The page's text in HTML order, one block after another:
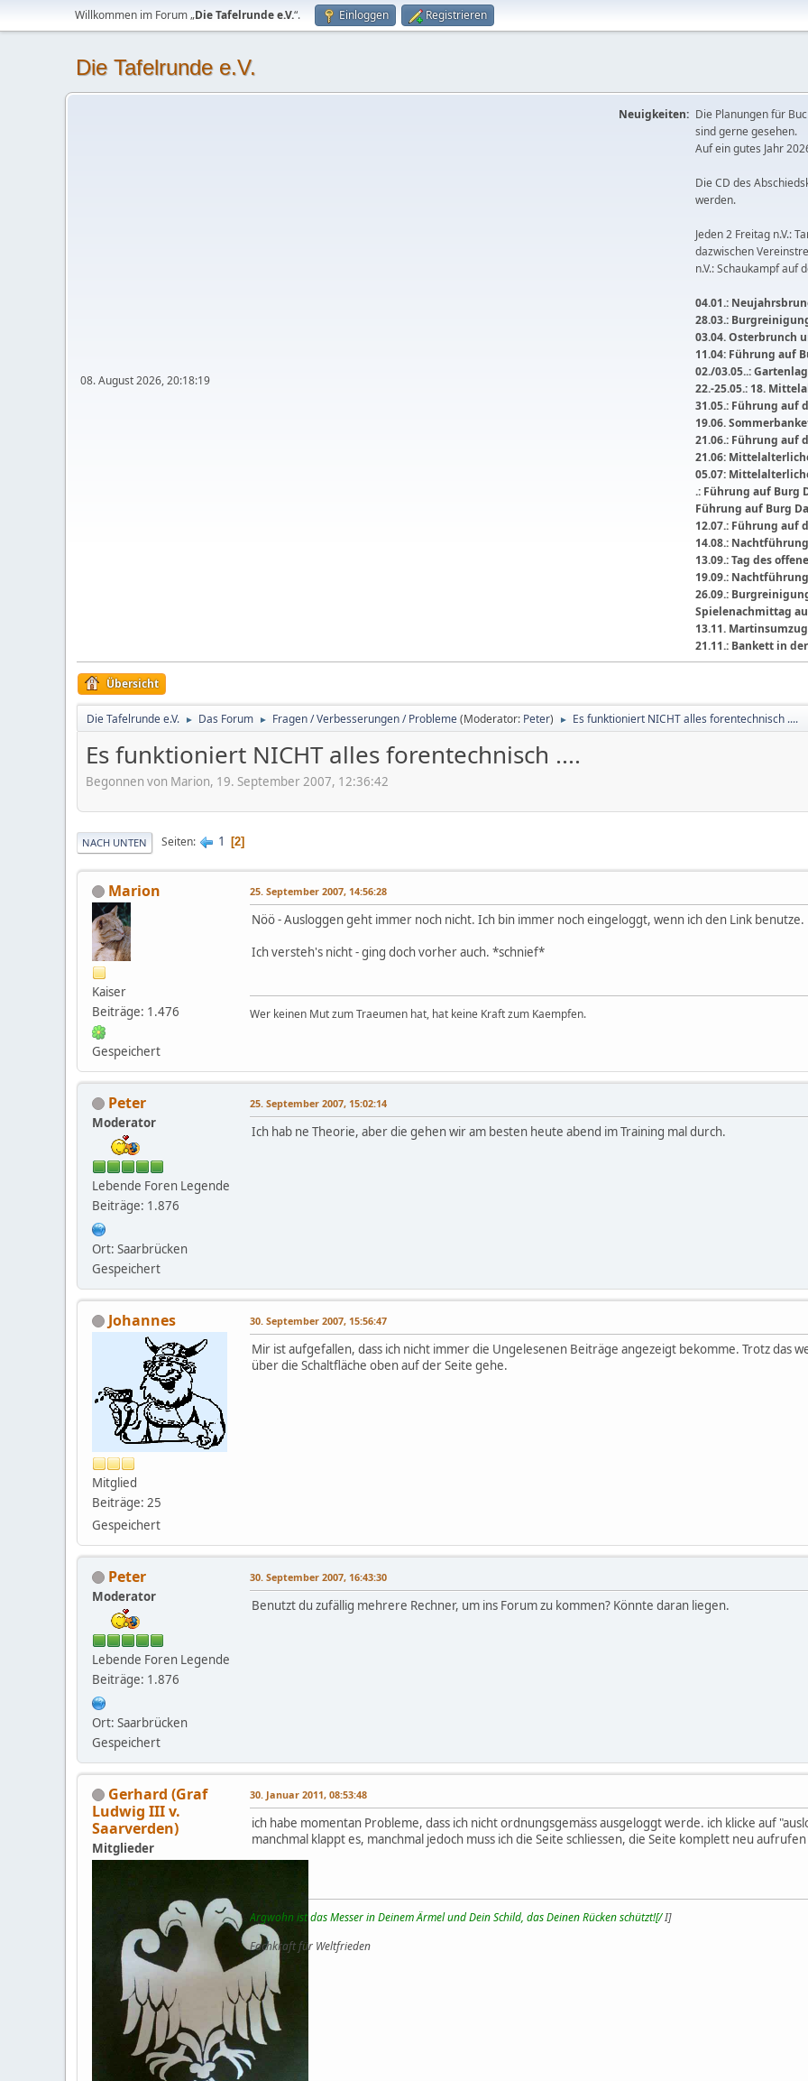
Willkommen im Forum „Die Tafelrunde e.V.“. Einloggen Registrieren
Die Tafelrunde e.V.
08. August 2026, 20:18:19
Neuigkeiten: Die Planungen für
sind gerne gesehen.
Auf ein gutes Jahr
Die CD des
werden.
Jeden 2 Freitag n.V.:
dazwischen
n.V.: Schaukampf auf
04.01.:
28.03.:
03.04. Osterbrunch
11.04: Führung auf
02./03.05..:
22.-25.05.: 18.
31.05.: Führung auf
19.06.
21.06.: Führung auf
21.06:
05.07:
.: Führung auf Burg
Führung auf Burg
12.07.: Führung auf
14.08.:
13.09.: Tag des
19.09.:
26.09.:
Spielenachmittag
13.11.
21.11.: Bankett in
Übersicht
Die Tafelrunde e.V. ► Das Forum ► Fragen / Verbesserungen / Probleme(Moderator: Peter) ► Es funktioniert NICHT alles forentechnisch ....
Es funktioniert NICHT alles forentechnisch ....
Begonnen von Marion, 19. September 2007, 12:36:42
NACH UNTEN Seiten 1 2
Marion
Kaiser
Beiträge: 1.476
Gespeichert
25. September 2007, 14:56:28
Nöö - Ausloggen geht immer noch nicht. Ich bin immer noch eingeloggt, wenn ich den Link
Ich versteh's nicht - ging doch vorher auch. *schnief*
Wer keinen Mut zum Traeumen hat, hat keine Kraft zum Kaempfen.
Peter
Moderator
Lebende Foren Legende
Beiträge: 1.876
Ort: Saarbrücken
Gespeichert
25. September 2007, 15:02:14
Ich hab ne Theorie, aber die gehen wir am besten heute abend im Training mal durch.
Johannes
Mitglied
Beiträge: 25
Gespeichert
30. September 2007, 15:56:47
Mir ist aufgefallen, dass ich nicht immer die Ungelesenen Beiträge angezeigt bekomme. Trotz das
über die Schaltfläche oben auf der Seite gehe.
Peter
Moderator
Lebende Foren Legende
Beiträge: 1.876
Ort: Saarbrücken
Gespeichert
30. September 2007, 16:43:30
Benutzt du zufällig mehrere Rechner, um ins Forum zu kommen? Könnte daran liegen.
Gerhard (Graf
Ludwig III v.
Saarverden)
Mitglieder
30. Januar 2011, 08:53:48
ich habe momentan Probleme, dass ich nicht ordnungsgemäss ausgeloggt werde. ich klicke auf
manchmal klappt es, manchmal jedoch muss ich die Seite schliessen, die Seite komplett neu
Argwohn ist das Messer in Deinem Ärmel und Dein Schild, das Deinen Rücken schützt![/I]
Fachkraft für Weltfrieden